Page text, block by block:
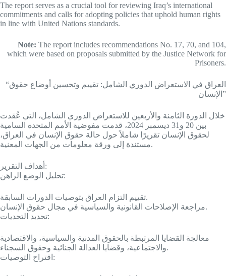
The report serves as a crucial tool for reviewing Iraq’s international
commitments and calls for adopting policies that uphold human rights
in line with United Nations standards.
Note: The report includes recommendations No. 17, 70, and 104,
which were based on proposals submitted by the Justice Network for
Prisoners.
“العراق في الاستعراض الدوري الشامل: تقييم وتحسين أوضاع حقوق
الإنسان”
خلال الدورة الثامنة والأربعين للاستعراض الدوري الشامل، التي عُقدت
بين 20 و31 ديسمبر 2024، قدمت مفوضية الأمم المتحدة السامية
لحقوق الإنسان تقريرًا شاملاً حول حالة حقوق الإنسان في العراق،
مستندة إلى ورقة معلومات من الجهات المعنية.
أهداف التقرير:
تحليل الوضع الراهن:
تقييم التزام العراق بتوصيات الدورات السابقة.
مراجعة الإصلاحات القانونية والسياسية في مجال حقوق الإنسان.
تحديد التحديات:
معالجة القضايا المرتبطة بالحقوق المدنية والسياسية، والاقتصادية
والاجتماعية، وقضايا العدالة الجنائية وحقوق السجناء.
اقتراح التوصيات: